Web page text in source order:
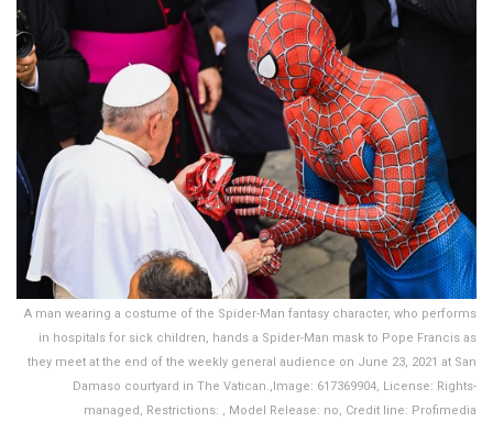
A man wearing a costume of the Spider-Man fantasy character, who performs
in hospitals for sick children, hands a Spider-Man mask to Pope Francis as
they meet at the end of the weekly general audience on June 23, 2021 at San
Damaso courtyard in The Vatican.,Image: 617369904, License: Rights-
managed, Restrictions: , Model Release: no, Credit line: Profimedia